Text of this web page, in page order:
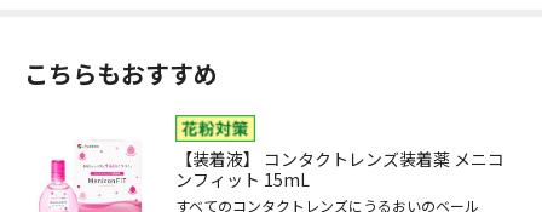
こちらもおすすめ
【装着液】 コンタクトレンズ装着薬 メニコ
ンフィット 15mL
すべてのコンタクトレンズにうるおいのベール